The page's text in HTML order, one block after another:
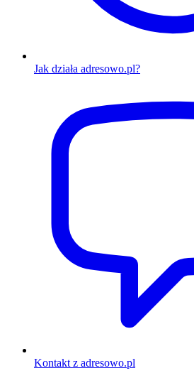
Jak działa adresowo.pl?
Kontakt z adresowo.pl